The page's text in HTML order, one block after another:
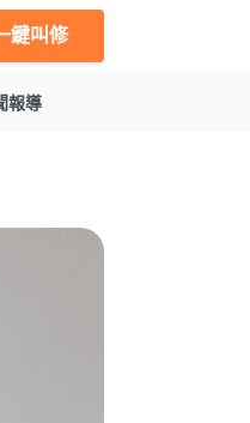
鍵叫修
報導